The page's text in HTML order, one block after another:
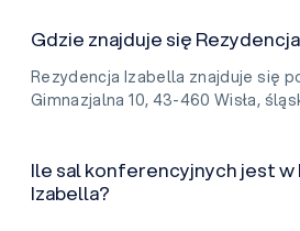
Gdzie znajduje się
Rezydencja Izabella znajduje się
Gimnazjalna 10, 43-460 Wisła,
Ile sal konferencyjnych jest w
Izabella?